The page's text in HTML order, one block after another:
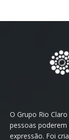
O Grupo Rio
pessoas
expressão. Foi